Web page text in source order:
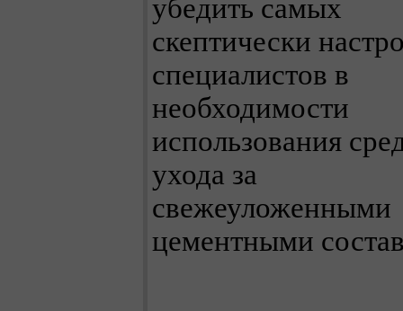
убедить самых
скептически
специалистов в
необходимости
использования
ухода за
свежеуложенными
цементными